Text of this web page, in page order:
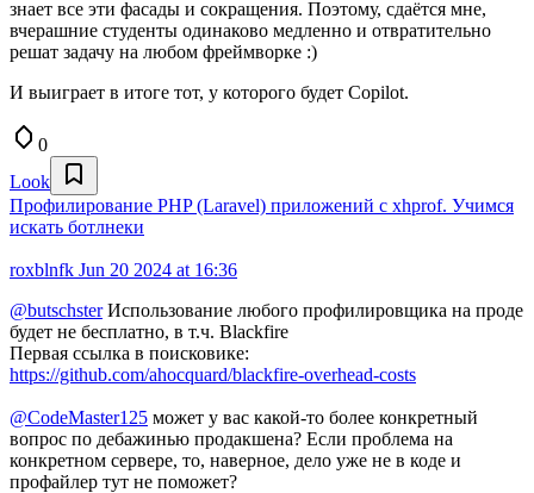
знает все эти фасады и сокращения. Поэтому, сдаётся мне,
вчерашние студенты одинаково медленно и отвратительно
решат задачу на любом фреймворке :)
И выиграет в итоге тот, у которого будет Copilot.
0
Look
Профилирование PHP (Laravel) приложений с xhprof. Учимся
искать ботлнеки
roxblnfk Jun 20 2024 at 16:36
@butschsterИспользование любого профилировщика на проде
будет не бесплатно, в т.ч. Blackfire
Первая ссылка в поисковике:
https://github.com/ahocquard/blackfire-overhead-costs
@CodeMaster125 может у вас какой-то более конкретный
вопрос по дебажинью продакшена? Если проблема на
конкретном сервере, то, наверное, дело уже не в коде и
профайлер тут не поможет?